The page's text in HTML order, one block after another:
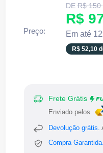
Preço:
DE
missing:
pt-
R$ 150
pt-
R$
Em até
R$ 52,10
Frete Grátis
Enviado pelos
Devolução grátis.
Compra Garantida.